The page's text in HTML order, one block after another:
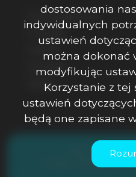
Strona główna
O firmie
Kontakt
Rodo
ASK Office Anna
Program dla biur
dostosowania
indywidualnych
ustawień
można dokonać
modyfikując
Korzystanie z tej
ustawień
będą one zapisane